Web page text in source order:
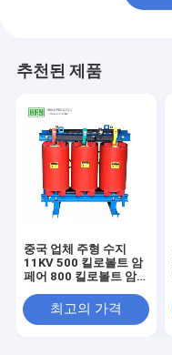
추천된 제품
중국 업체 주형 수지
11KV 500 킬로볼트 암
페어 800 킬로볼트 암
값이 싼 가격
최고의 가격